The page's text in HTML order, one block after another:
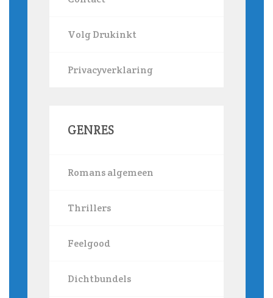
Volg Drukinkt
Privacyverklaring
GENRES
Romans algemeen
Thrillers
Feelgood
Dichtbundels